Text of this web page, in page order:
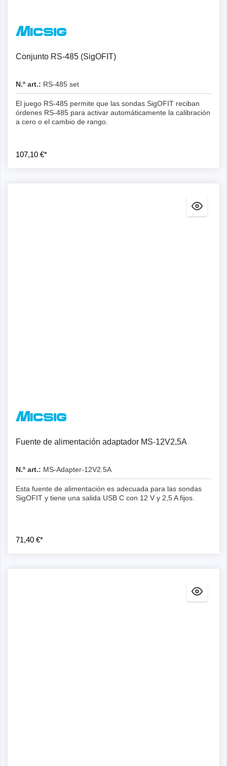
Conjunto RS-485 (SigOFIT)
N.º art.: RS-485 set
El juego RS-485 permite que las sondas SigOFIT reciban
órdenes RS-485 para activar automáticamente la calibración
a cero o el cambio de rango.
107,10 €*
Fuente de alimentación adaptador MS-12V2,5A
N.º art.: MS-Adapter-12V2.5A
Esta fuente de alimentación es adecuada para las sondas
SigOFIT y tiene una salida USB C con 12 V y 2,5 A fijos.
71,40 €*